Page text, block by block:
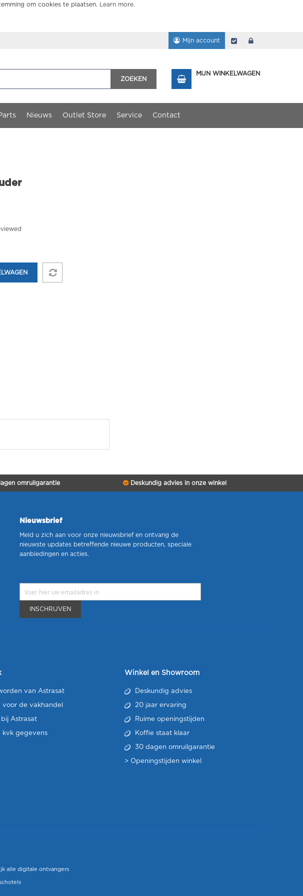
om cookies te plaatsen. Learn more.
Mijn account Afrekenen
ZOEKEN
MIJN WINKELWAGEN
Nieuws Outlet Store Service Contact
omruilgarantie Deskundig advies in onze winkel
Nieuwsbrief
Meld u zich aan voor onze nieuwsbrief en ontvang de
nieuwste updates betreffende nieuwe producten, speciale
aanbiedingen en acties.
INSCHRIJVEN
van Astrasat
voor de vakhandel
bij Astrasat
kvk gegevens
Winkel en Showroom
Deskundig advies
20 jaar ervaring
Ruime openingstijden
Koffie staat klaar
30 dagen omruilgarantie
> Openingstijden winkel
alle digitale ontvangers